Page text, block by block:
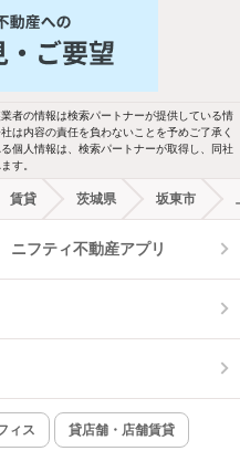
2階以上
独立洗面台
都市ガス
オートロック
インターネット無料
ール通知
をいち早く
知を受け取る
者の情報は検索パートナーが提供している情
は内容の責任を負わないことを予めご了承く
個人情報は、検索パートナーが取得し、同社
す。
賃貸 茨城県 坂東市
ニフティ不動産アプリ
ィス 貸店舗・店舗賃貸